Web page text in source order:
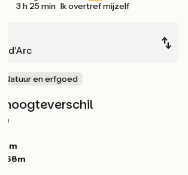
3 h 25 min Ik overtref mijzelf
d'Arc
Natuur en erfgoed
hoogteverschil
94m
468m